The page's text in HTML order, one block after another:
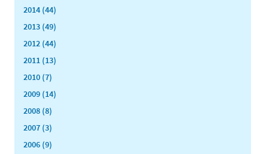
2014 (44)
2013 (49)
2012 (44)
2011 (13)
2010 (7)
2009 (14)
2008 (8)
2007 (3)
2006 (9)